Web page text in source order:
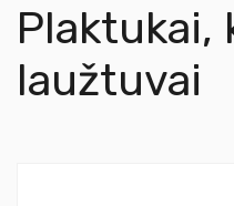
Plaktukai,
laužtuvai